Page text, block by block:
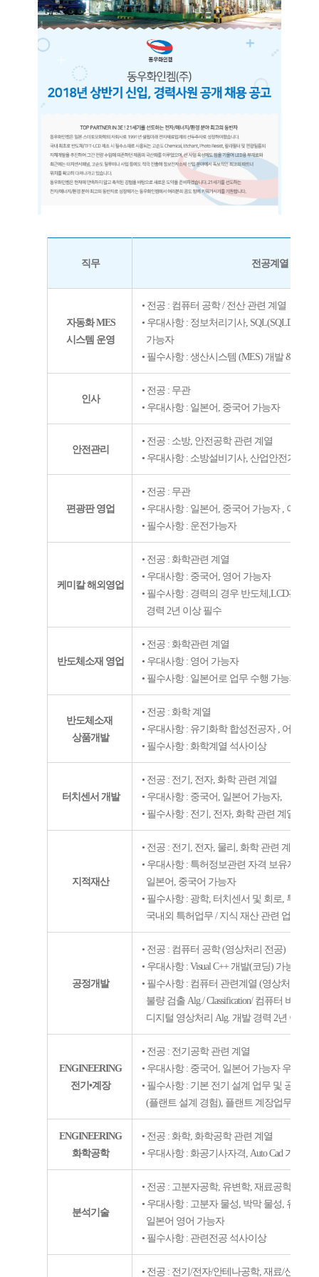
직무 전공계열 및 우
자동화MES
시스템 운영
• 전공 : 컴퓨터 공학/ 전산 관련 계열
• 우대사항: 정보처리기사, SQL(SQLD),
가능자
• 필수사항: 생산시스템 (MES) 개발&
인사
• 전공 : 무관
• 우대사항: 일본어 중국어 가능자
안전관리
• 전공 : 소방, 안전공학 관련 계열
• 우대사항: 소방설비기사, 산업안전기사
편광판 영업
• 전공 : 무관
• 우대사항: 일본어 중국어 가능자, 이공계
• 필수사항: 운전가능자
케미칼 해외영업
• 전공 : 화학관련 계열
• 우대사항: 중국어 영어 가능자
• 필수사항: 경력의 경우 반도체 ,LCD관련
경력 2년 이상 필수
반도체소재 영업
• 전공 : 화학관련 계열
• 우대사항: 영어 가능자
• 필수사항: 일본어로 업무 수행 가능자
반도체소재
상품개발
• 전공 : 화학 계열
• 우대사항: 유기화학 합성전공자, 어학능
• 필수사항: 화학계열 석사이상
터치센서 개발
• 전공 : 전기 전자, 화학 관련 계열
• 우대사항: 중국어 일본어 가능자,
• 필수사항: 전기 전자, 화학 관련 계열 석사
지적재산
• 전공 : 전기 전자, 물리 화학 관련 계열
• 우대사항: 특허정보관련 자격 보유자
일본어 중국어 가능자
• 필수사항: 광학, 터치센서 및 회로 투명 전
국내외 특허업무 / 지식 재산 관련 업무 경
공정개발
• 전공 : 컴퓨터 공학(영상처리 전공)
• 우대사항: Visual C++ 개발(코딩) 가능자
• 필수사항: 컴퓨터 관련계열 (영상처리
불량 검출 Alg./ Classification/ 컴퓨터 비젼
디지털 영상처리 Alg. 개발 경력 2년 이상
ENGINEERING
전기•계장
• 전공 : 전기공학 관련 계열
• 우대사항: 중국어 일본어 가능자 우대
• 필수사항: 기본 전기 설계 업무 및 공사 경
(플랜트 설계 경험), 플랜트 계장업무 담당
ENGINEERING
화학공학
• 전공 : 화학, 화학공학 관련 계열
• 우대사항: 화공기사자격 , Auto Cad 가능자
분석기술
• 전공 : 고분자공학, 유변학, 재료공학
• 우대사항: 고분자 물성 박막 물성 유동시
일본어 영어 가능자
• 필수사항: 관련전공 석사이상
• 전공 : 전기/전자/안테나공학, 재료/신소재